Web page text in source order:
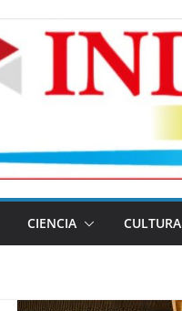
CIENCIA CULTURA